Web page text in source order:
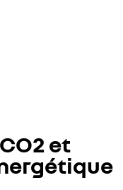
et